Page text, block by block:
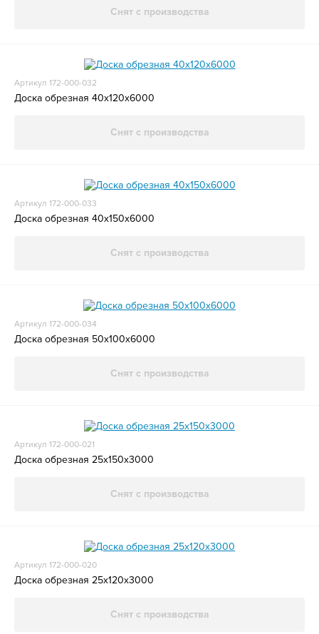
Снят с производства
Артикул 172-000-032
Доска обрезная 40x120x6000
Снят с производства
Артикул 172-000-033
Доска обрезная 40x150x6000
Снят с производства
Артикул 172-000-034
Доска обрезная 50x100x6000
Снят с производства
Артикул 172-000-021
Доска обрезная 25x150x3000
Снят с производства
Артикул 172-000-020
Доска обрезная 25x120x3000
Снят с производства